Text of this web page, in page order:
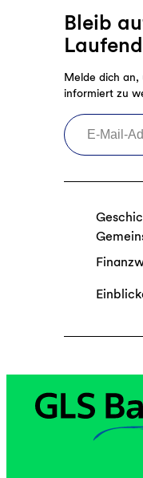
Bleib
Melde dich an,
informiert zu
E-Mail-Adresse eingeben